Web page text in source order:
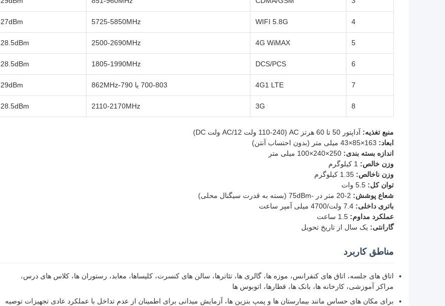
4
WIFI 5.8G
5725-5850MHz
27dBm
5
4G WiMAX
2500-2690MHz
28.5dBm
6
DCS/PCS
1805-1990MHz
28.5dBm
7
4G1 LTE 700-803 یا 790-862MHz 29dBm
8
3G
2110-2170MHz
28.5dBm
منبع تغذیه: آداپتور 50 تا 60 هرتز AC (110-240 ولت AC/12 ولت DC)
ابعاد:
اندازه بسته بندی:
وزن خالص:
وزن ناخالص:
توان کل:
شعاع پوشش:
باتری داخلی:
عملکرد مداوم:
گارانتی: یک سال از تاریخ تحویل
مناطق کاربرد
اتاق های جلسه، اتاق های کنفرانس، موزه ها، گالری ها، تئاترها، سالن های کنسرت، کلیساها، معابد، رستوران ها، کلاس های درس،
مراکز آموزشی، کارخانه ها، بانک ها، قطارها، اتوبوس ها
برای مکان های حساس مانند بیمارستان ها و پمپ بنزین ها، آزمایش میدانی برای اطمینان از عدم تداخل با عملکرد عادی تجهیزات توصیه